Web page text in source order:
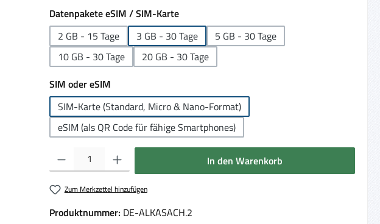
Datenpakete eSIM / SIM-Karteauswählen
2 GB - 15 Tage
3 GB - 30 Tage
5 GB - 30 Tage
10 GB - 30 Tage
20 GB - 30 Tage
SIM oder eSIMauswählen
SIM-Karte (Standard, Micro & Nano-Format)
eSIM (als QR Code für fähige Smartphones)
Produkt Anzahl: Gib den gewünschten Wert ein oder benutze die Schaltflächen um die
In den Warenkorb
Zum Merkzettel hinzufügen
Produktnummer: DE-ALKASACH.2